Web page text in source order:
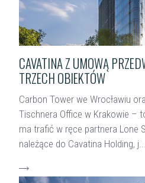
CAVATINA Z UMOWĄ
TRZECH OBIEKTÓW
Carbon Tower we Wrocławiu
Tischnera Office w Krakowie –
ma trafić w ręce partnera Lone
należące do Cavatina Holding, j...
czytaj więcej